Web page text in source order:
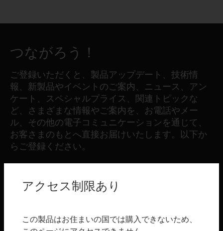
つながろう！
ご登録いただくと、製品アップデート、技術情
報、新製品やイベントのご案内、ニュース、アン
ケート、スペシャルプライス、関連トピックな
ど、さまざまな情報やご案内を、お電話やメー
ル、その他の電子コミュニケーションを通じて、
お客さまのもとへ直接お届けいたします。以下か
らご登録ください。
toggle view
アクセス制限あり
この製品はお住まいの国では購入できないため、